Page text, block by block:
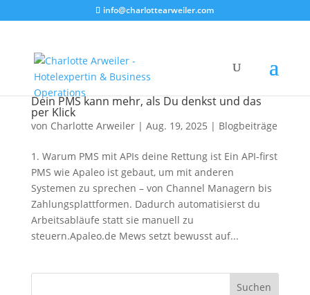
info@charlottearweiler.com
Dein PMS kann mehr, als Du denkst und das
per Klick
von Charlotte Arweiler| Aug. 19, 2025 | Blogbeiträge
1. Warum PMS mit APIs deine Rettung ist Ein API-first
PMS wie Apaleo ist gebaut, um mit anderen
Systemen zu sprechen – von Channel Managern bis
Zahlungsplattformen. Dadurch automatisierst du
Arbeitsabläufe statt sie manuell zu
steuern.Apaleo.de Mews setzt bewusst auf...
Suchen